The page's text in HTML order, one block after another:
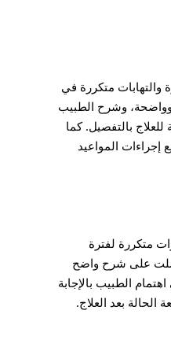
متكررة في
وشرح الطبيب
بالتفصيل. كما
إجراءات المواعيد
متكررة لفترة
على شرح واضح
الطبيب بالإجابة
بعد العلاج.